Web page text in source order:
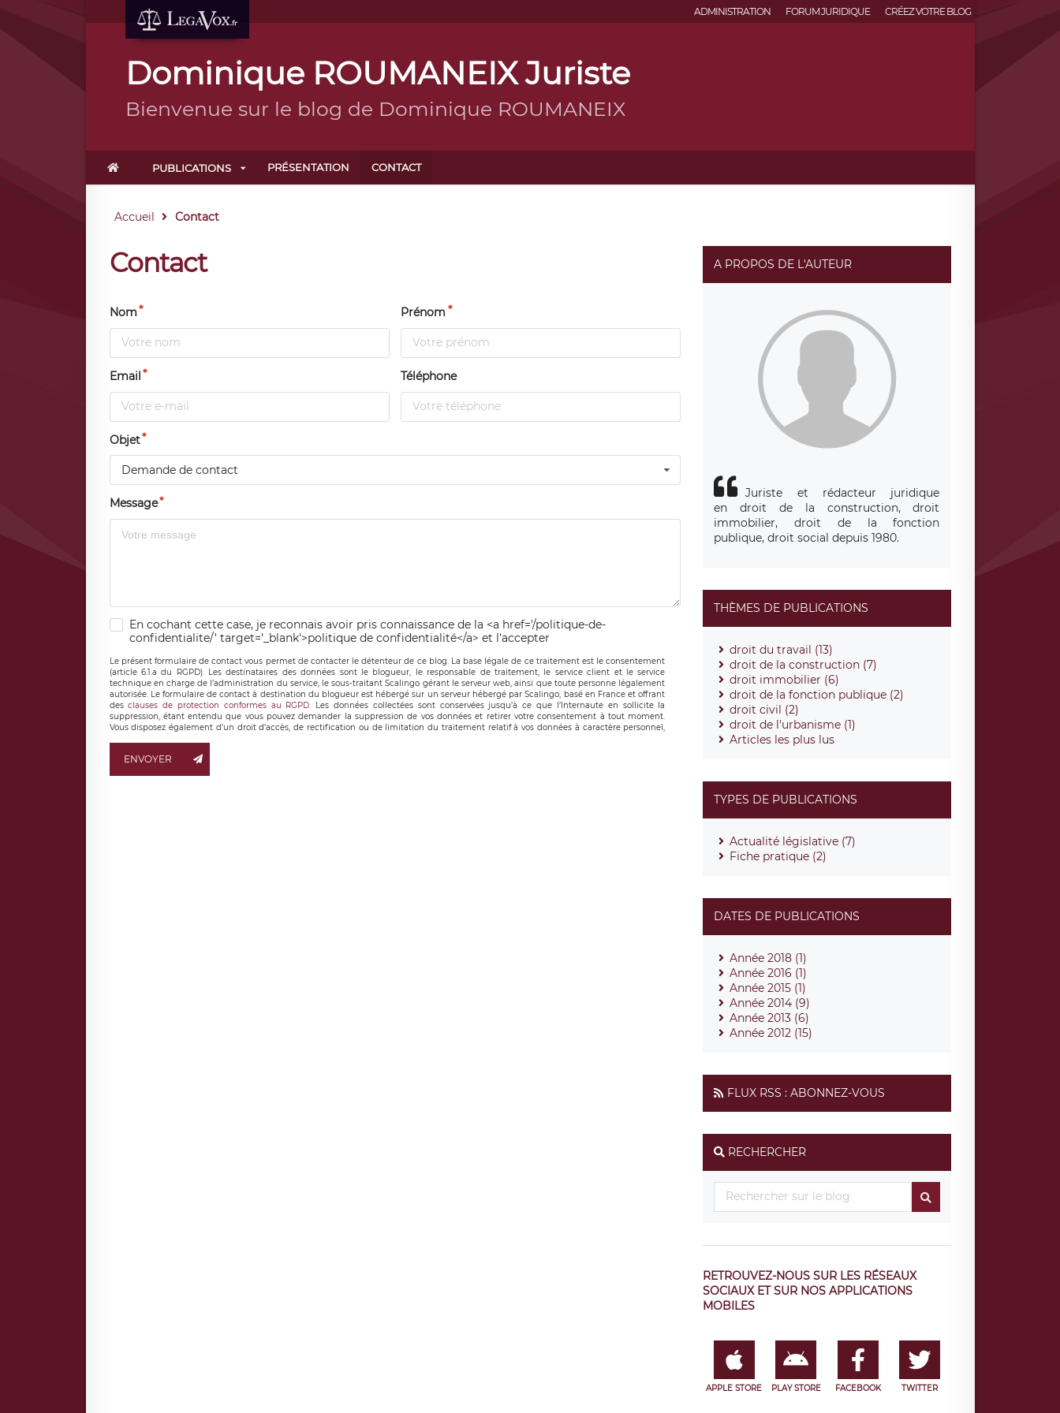
ADMINISTRATION FORUM JURIDIQUE CRÉEZ VOTRE BLOG
Dominique ROUMANEIX Juriste
Bienvenue sur le blog de Dominique ROUMANEIX
PUBLICATIONS PRÉSENTATION CONTACT
Accueil Contact
Contact
Nom Prénom
Email Téléphone
Objet
Demande de contact
Message
En cochant cette case, je reconnais avoir pris connaissance de la <a href='/politique-de-
confidentialite/' target='_blank'>politique de confidentialité</a> et l'accepter
Le présent formulaire de contact vous permet de contacter le détenteur de ce blog. La base légale de ce traitement est le consentement
(article 6.1.a du RGPD). Les destinataires des données sont le blogueur, le responsable de traitement, le service client et le service
technique en charge de l’administration du service, le sous-traitant Scalingo gérant le serveur web, ainsi que toute personne légalement
autorisée. Le formulaire de contact à destination du blogueur est hébergé sur un serveur hébergé par Scalingo, basé en France et offrant
desclauses de protection conformes au RGPD. Les données collectées sont conservées jusqu’à ce que l’Internaute en sollicite la
suppression, étant entendu que vous pouvez demander la suppression de vos données et retirer votre consentement à tout moment.
Vous disposez également d’un droit d’accès, de rectification ou de limitation du traitement relatif à vos données à caractère personnel,
responsable de traitement est la société LÉGAVOX, sis 9 rue Léopold Sédar Senghor, joignable à l’adresse mail :
ENVOYER
A PROPOS DE L'AUTEUR
Juriste et rédacteur juridique
en droit de la construction, droit
immobilier, droit de la fonction
publique, droit social depuis 1980.
THÈMES DE PUBLICATIONS
droit du travail (13)
droit de la construction (7)
droit immobilier (6)
droit de la fonction publique (2)
droit civil (2)
droit de l'urbanisme (1)
Articles les plus lus
TYPES DE PUBLICATIONS
Actualité législative (7)
Fiche pratique (2)
DATES DE PUBLICATIONS
Année 2018 (1)
Année 2016 (1)
Année 2015 (1)
Année 2014 (9)
Année 2013 (6)
Année 2012 (15)
FLUX RSS : ABONNEZ-VOUS
RECHERCHER
RETROUVEZ-NOUS SUR LES RÉSEAUX
SOCIAUX ET SUR NOS APPLICATIONS
MOBILES
APPLE STORE PLAY STORE FACEBOOK TWITTER